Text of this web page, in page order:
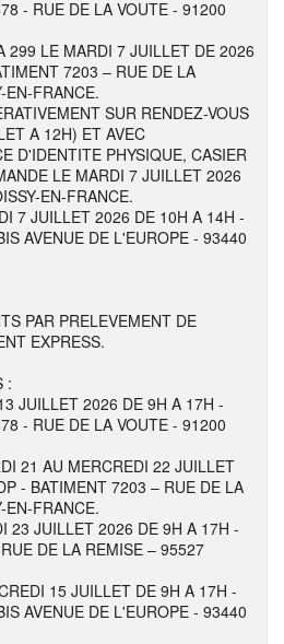
- RUE DE LA VOUTE - 91200
299 LE MARDI 7 JUILLET DE 2026
7203 – RUE DE LA
EN-FRANCE.
SUR RENDEZ-VOUS
A 12H) ET AVEC
D'IDENTITE PHYSIQUE, CASIER
LE MARDI 7 JUILLET 2026
EN-FRANCE.
7 JUILLET 2026 DE 10H A 14H -
AVENUE DE L'EUROPE - 93440
PAR PRELEVEMENT DE
EXPRESS.
:
JUILLET 2026 DE 9H A 17H -
- RUE DE LA VOUTE - 91200
21 AU MERCREDI 22 JUILLET
- BATIMENT 7203 – RUE DE LA
EN-FRANCE.
23 JUILLET 2026 DE 9H A 17H -
DE LA REMISE – 95527
15 JUILLET DE 9H A 17H -
AVENUE DE L'EUROPE - 93440